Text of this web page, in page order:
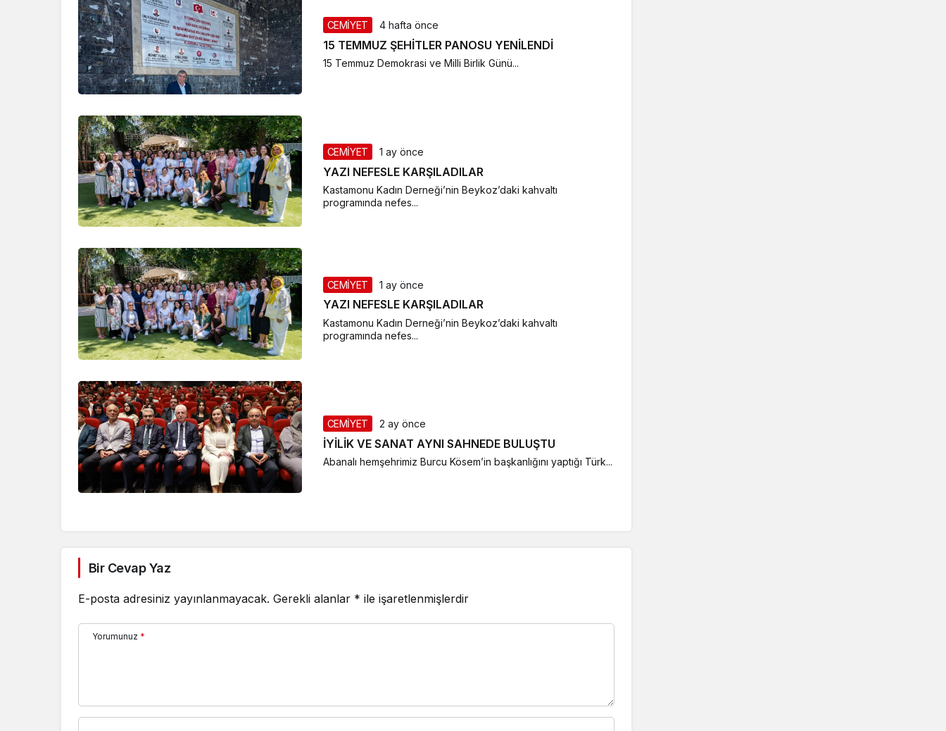
CEMİYET 4 hafta önce
15 TEMMUZ ŞEHİTLER PANOSU YENİLENDİ
15 Temmuz Demokrasi ve Milli Birlik Günü...
CEMİYET 1 ay önce
YAZI NEFESLE KARŞILADILAR
Kastamonu Kadın Derneği’nin Beykoz’daki kahvaltı
programında nefes...
CEMİYET 1 ay önce
YAZI NEFESLE KARŞILADILAR
Kastamonu Kadın Derneği’nin Beykoz’daki kahvaltı
programında nefes...
CEMİYET 2 ay önce
İYİLİK VE SANAT AYNI SAHNEDE BULUŞTU
Abanalı hemşehrimiz Burcu Kösem’in başkanlığını yaptığı Türk...
Bir Cevap Yaz
E-posta adresiniz yayınlanmayacak. Gerekli alanlar * ile işaretlenmişlerdir
Yorumunuz *